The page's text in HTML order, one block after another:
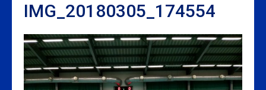
IMG_20180305_174554